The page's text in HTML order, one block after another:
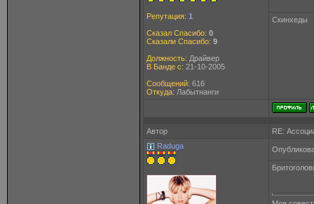
Репутация: 1
Сказал Спасибо: 0
Сказали Спасибо: 9
Должность: Драйвер
В Банде с: 21-10-2005
Сообщений: 616
Откуда: Лабытнанги
Скинхеды
Автор
RE:
Raduga